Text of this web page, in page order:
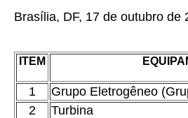
Brasília, DF, 17 de outubro de
ITEM
1 Grupo Eletrogêneo
2
Turbina